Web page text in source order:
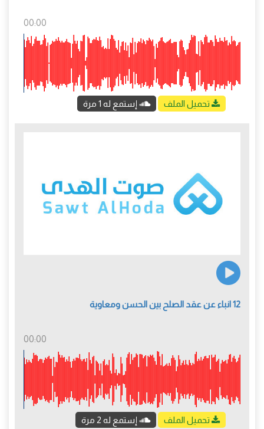
00:00
تحميل الملف إستمع له 1 مرة
12 انباء عن عقد الصلح بين الحسن ومعاوية
00:00
تحميل الملف إستمع له 2 مرة